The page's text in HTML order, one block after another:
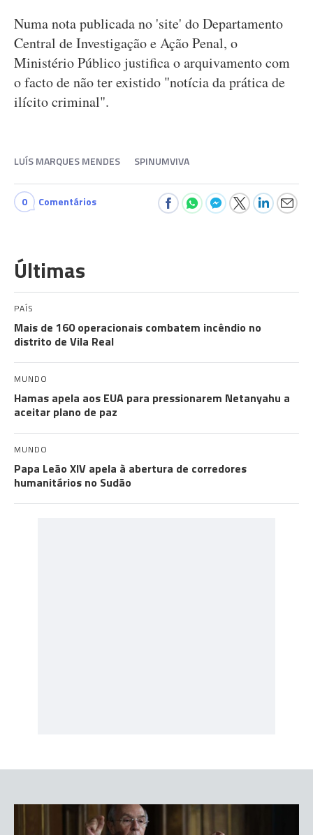
Numa nota publicada no 'site' do Departamento
Central de Investigação e Ação Penal, o
Ministério Público justifica o arquivamento com
o facto de não ter existido "notícia da prática de
ilícito criminal".
LUÍS MARQUES MENDES SPINUMVIVA
0 Comentários
Últimas
PAÍS
Mais de 160 operacionais combatem incêndio no
distrito de Vila Real
MUNDO
Hamas apela aos EUA para pressionarem Netanyahu a
aceitar plano de paz
MUNDO
Papa Leão XIV apela à abertura de corredores
humanitários no Sudão